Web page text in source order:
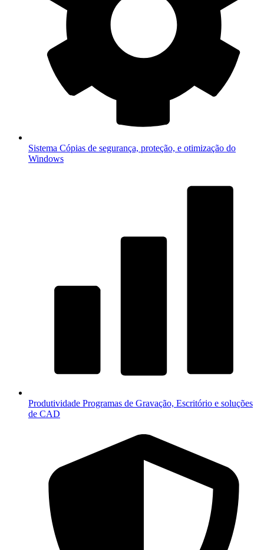
Sistema Cópias de segurança, proteção, e otimização do
Windows
Produtividade Programas de Gravação, Escritório e soluções
de CAD